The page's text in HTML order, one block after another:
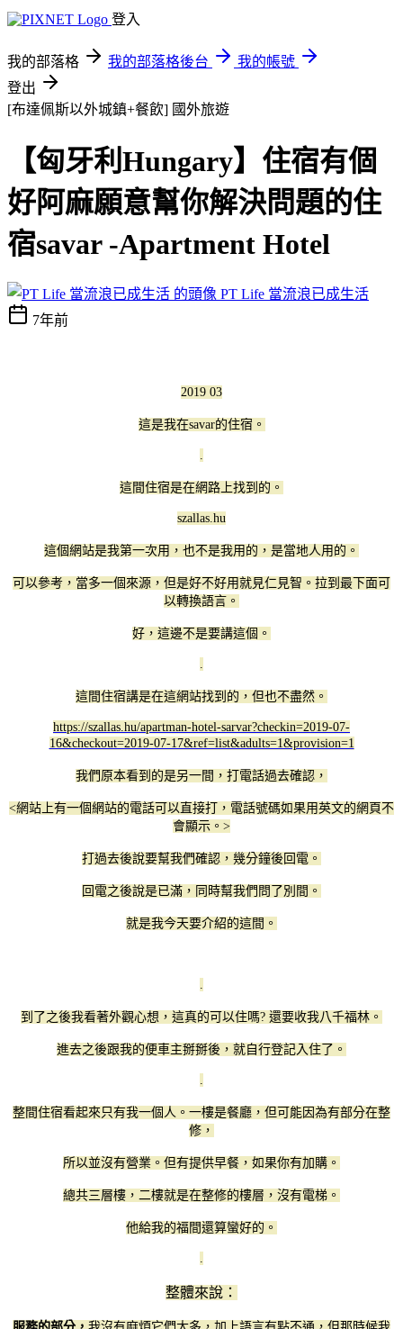
登入
我的部落格 我的部落格後台
我的帳號
登出
[布達佩斯以外城鎮+餐飲] 國外旅遊
【匈牙利Hungary】住宿有個
好阿麻願意幫你解決問題的住
宿savar -Apartment Hotel
PT Life 當流浪已成生活
7年前
2019 03
這是我在savar的住宿。
這間住宿是在網路上找到的。
szallas.hu
這個網站是我第一次用，也不是我用的，是當地人用的。
可以參考，當多一個來源，但是好不好用就見仁見智。拉到最下面可
以轉換語言。
好，這邊不是要講這個。
這間住宿講是在這網站找到的，但也不盡然。
https://szallas.hu/apartman-hotel-sarvar?checkin=2019-07-
16&checkout=2019-07-17&ref=list&adults=1&provision=1
我們原本看到的是另一間，打電話過去確認，
<網站上有一個網站的電話可以直接打，電話號碼如果用英文的網頁不
會顯示。>
打過去後說要幫我們確認，幾分鐘後回電。
回電之後說是已滿，同時幫我們問了別間。
就是我今天要介紹的這間。
到了之後我看著外觀心想，這真的可以住嗎? 還要收我八千福林。
進去之後跟我的便車主掰掰後，就自行登記入住了。
整間住宿看起來只有我一個人。一樓是餐廳，但可能因為有部分在整
修，
所以並沒有營業。但有提供早餐，如果你有加購。
總共三層樓，二樓就是在整修的樓層，沒有電梯。
他給我的福間還算蠻好的。
整體來說：